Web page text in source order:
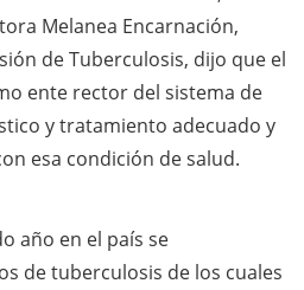
Melanea Encarnación,
de Tuberculosis, dijo que el
ente rector del sistema de
y tratamiento adecuado y
esa condición de salud.
año en el país se
de tuberculosis de los cuales